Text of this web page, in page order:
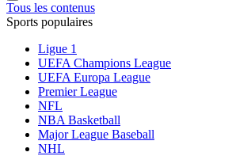
Tous les contenus
Sports populaires
Ligue 1
UEFA Champions League
UEFA Europa League
Premier League
NFL
NBA Basketball
Major League Baseball
NHL